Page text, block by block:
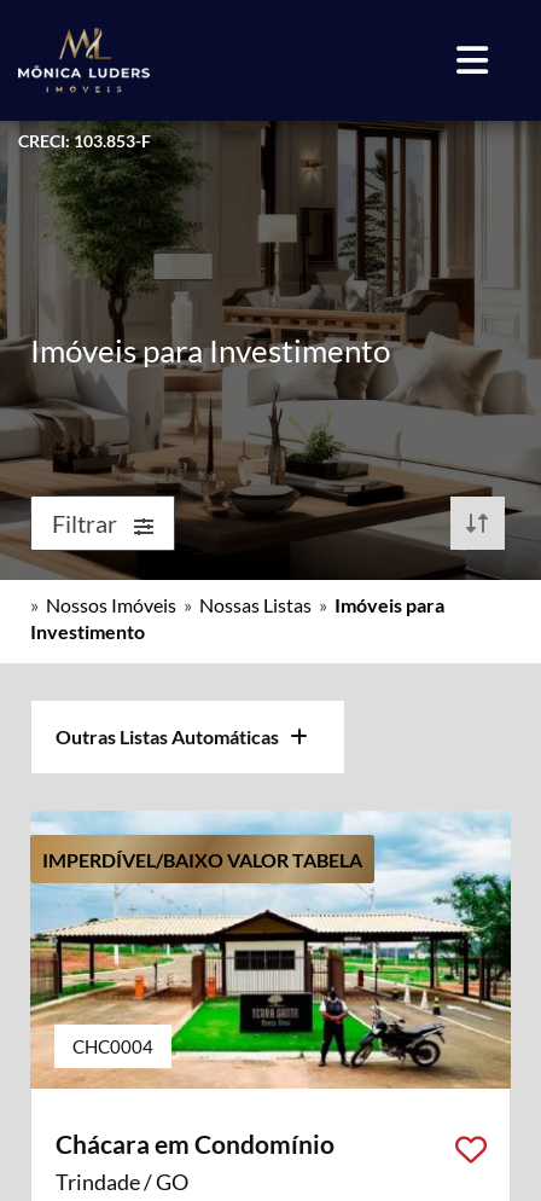
CRECI: 103.853-F
Imóveis para Investimento
Filtrar
» Nossos Imóveis » Nossas Listas » Imóveis para
Investimento
Outras Listas Automáticas
IMPERDÍVEL/BAIXO VALOR TABELA
CHC0004
Chácara em Condomínio
Trindade / GO